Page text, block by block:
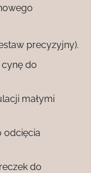
precyzyjny).
do
małymi
odcięcia
do